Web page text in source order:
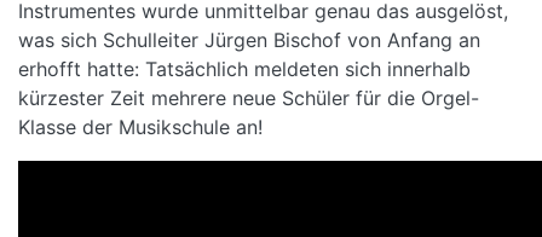
Instrumentes wurde unmittelbar genau das ausgelöst,
was sich Schulleiter Jürgen Bischof von Anfang an
erhofft hatte: Tatsächlich meldeten sich innerhalb
kürzester Zeit mehrere neue Schüler für die Orgel-
Klasse der Musikschule an!